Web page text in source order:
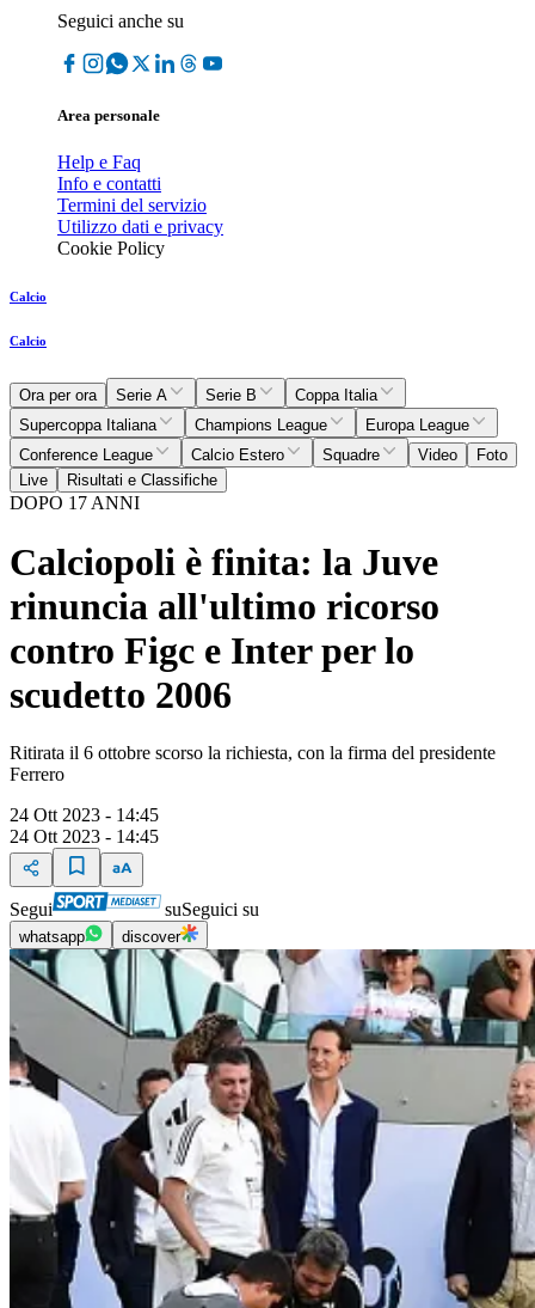
Seguici anche su
Area personale
Help e Faq
Info e contatti
Termini del servizio
Utilizzo dati e privacy
Cookie Policy
Calcio
Calcio
Ora per ora Serie A Serie B
Coppa Italia
Supercoppa Italiana
Champions League
Europa League
Conference League
Calcio Estero Squadre Video
Foto
Live
Risultati e Classifiche
DOPO 17 ANNI
Calciopoli è finita: la Juve
rinuncia all'ultimo ricorso
contro Figc e Inter per lo
scudetto 2006
Ritirata il 6 ottobre scorso la richiesta, con la firma del presidente
Ferrero
24 Ott 2023 - 14:45
24 Ott 2023 - 14:45
Segui suSeguici su
whatsapp discover